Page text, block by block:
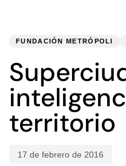
FUNDACIÓN METRÓPOLI
territorio
17 de febrero de 2016